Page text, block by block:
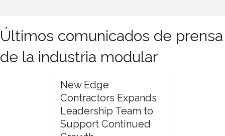
Últimos comunicados de prensa
de la industria modular
New Edge
Contractors Expands
Leadership Team to
Support Continued